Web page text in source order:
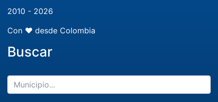
2010 - 2026
Con ❤️ desde Colombia
Buscar